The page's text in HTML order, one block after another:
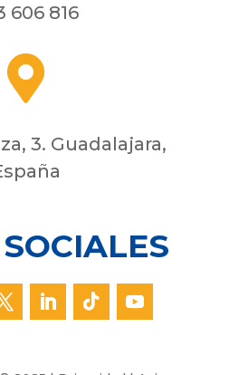
606 816

3. Guadalajara,